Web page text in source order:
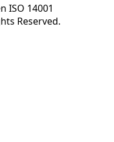
ISO 14001
Reserved.